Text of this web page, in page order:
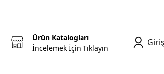
Ürün Katalogları
İncelemek İçin Tıklayın